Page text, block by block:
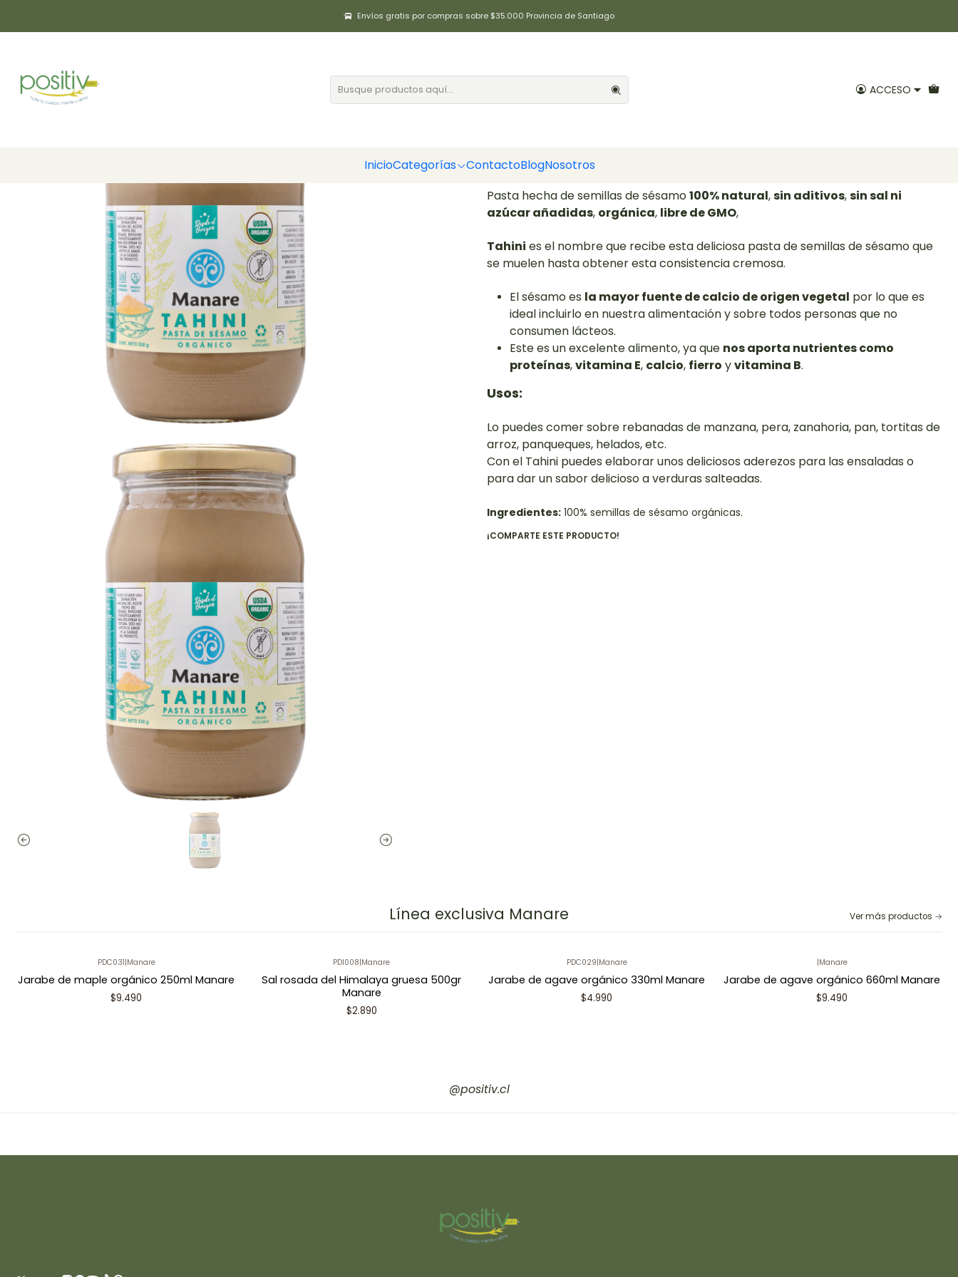
ACCESO
InicioCategorías ContactoBlogNosotros
Envíos gratis por compras sobre $35.000 Provincia de Santiago
Inicio Aliños / Especias Tahini Orgánico 330gr Manare
DESCRIPCIÓN
Pasta hecha de semillas de sésamo100% natural,sin aditivos,sin sal ni
azúcar añadidas, orgánica, libre de GMO,
Tahini es el nombre que recibe esta deliciosa pasta de semillas de sésamo que
se muelen hasta obtener esta consistencia cremosa.
El sésamo es la mayor fuente de calcio de origen vegetal por lo que es
ideal incluirlo en nuestra alimentación y sobre todos personas que no
consumen lácteos.
Este es un excelente alimento, ya que nos aporta nutrientes como
proteínas,vitamina E, calcio, fierro yvitamina B.
Usos:
Lo puedes comer sobre rebanadas de manzana, pera, zanahoria, pan, tortitas de
arroz, panqueques, helados, etc.
Con el Tahini puedes elaborar unos deliciosos aderezos para las ensaladas o
para dar un sabor delicioso a verduras salteadas.
Ingredientes:100% semillas de sésamo orgánicas.
¡COMPARTE ESTE PRODUCTO!
Línea exclusiva Manare Ver más productos
PDC031|Manare
Jarabe de maple orgánico 250ml Manare
$9.490
PDI008|Manare
Sal rosada del Himalaya gruesa 500gr
Manare
$2.890
PDC029|Manare
Jarabe de agave orgánico 330ml Manare
$4.990
|Manare
Jarabe de agave orgánico 660ml Manare
$9.490
@positiv.cl